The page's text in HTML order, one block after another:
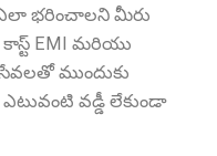
ఎలా భరించాలని మీరు
కాస్ట్ EMI మరియు
ముందుకు
ఎటువంటి వడ్డీ లేకుండా